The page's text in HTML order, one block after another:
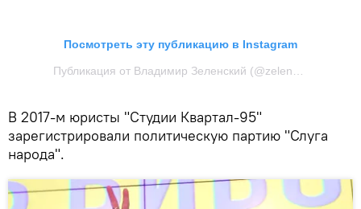
Посмотреть эту публикацию в Instagram
В 2017-м юристы "Студии Квартал-95"
зарегистрировали политическую партию "Слуга
народа".